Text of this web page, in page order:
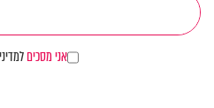
אני מסכים